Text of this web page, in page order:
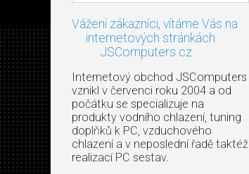
Vážení zákazníci, vítáme Vás na
internetových stránkách
JSComputers.cz
Internetový obchod JSComputers
vznikl v červenci roku 2004 a od
počátku se specializuje na
produkty vodního chlazení, tuning
doplňků k PC, vzduchového
chlazení a v neposlední řadě taktéž
realizací PC sestav.